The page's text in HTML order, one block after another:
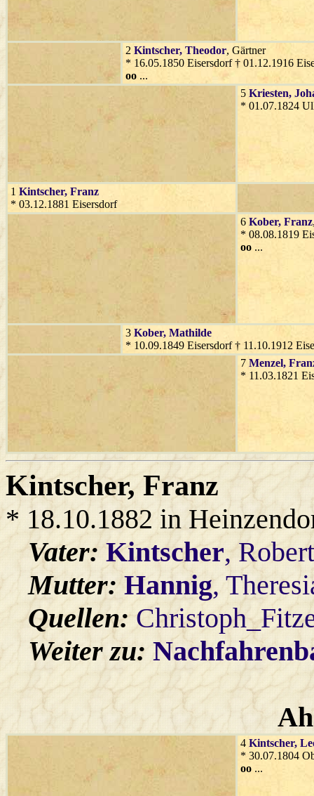
2 Kintscher, Theodor, Gärtner
* 16.05.1850 Eisersdorf † 01.12.1916
oo ...
5 Kriesten,
* 01.07.1824
1 Kintscher, Franz
* 03.12.1881 Eisersdorf
6 Kober, Franz
* 08.08.1819
oo ...
3 Kober, Mathilde
* 10.09.1849 Eisersdorf † 11.10.1912
7 Menzel,
* 11.03.1821
Kintscher, Franz
* 18.10.1882 in
Vater:Kintscher, Robert
Mutter:Hannig,
Quellen:
Weiter zu:
4 Kintscher,
* 30.07.1804
oo ...